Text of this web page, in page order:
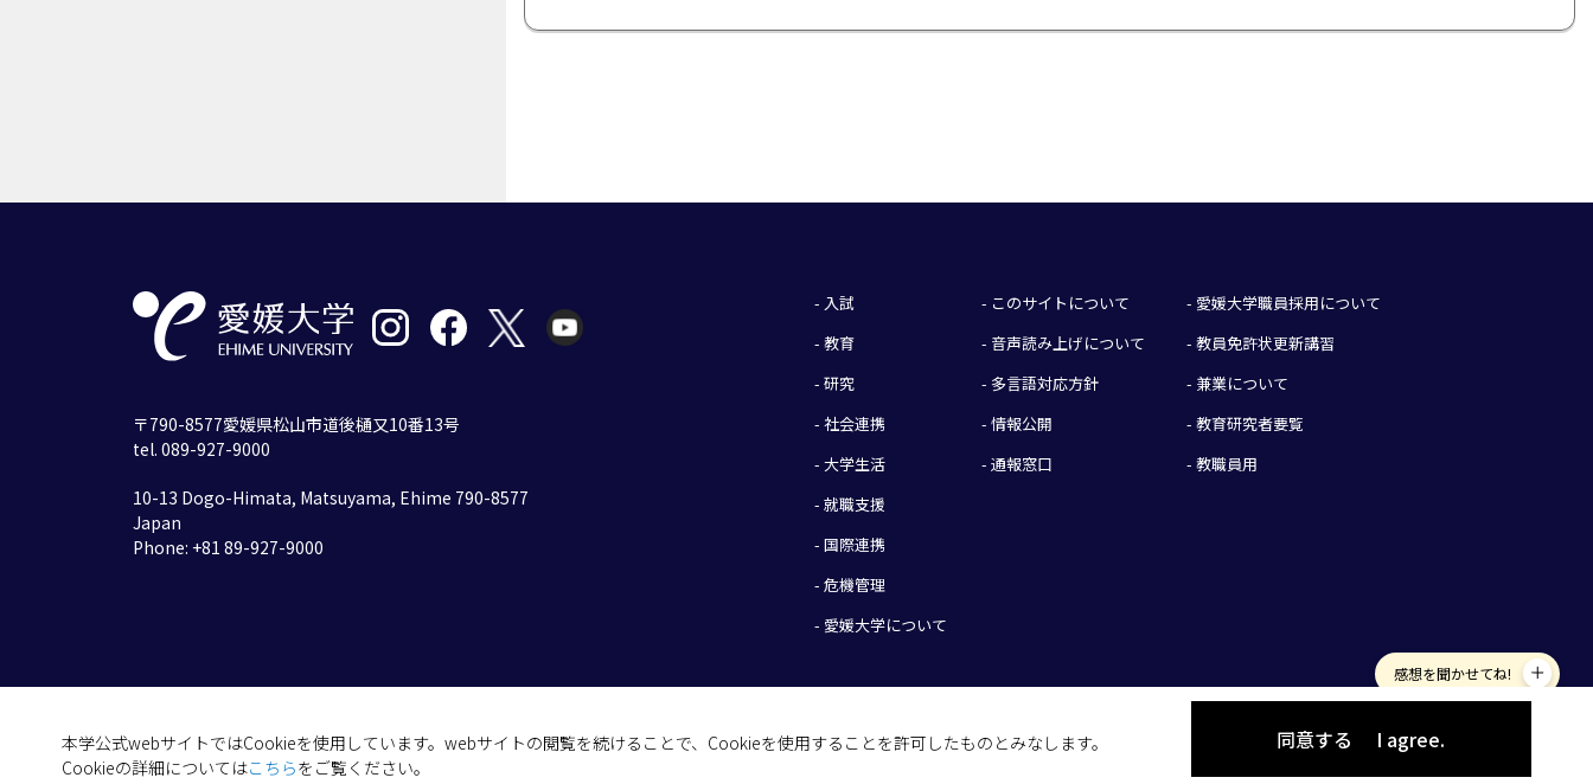
本学公式webサイトではCookieを使用しています。webサイトの閲覧を続けることで、Cookieを使用することを許可したものとみなします。
Cookieの詳細についてはこちらをご覧ください。
同意する I agree.
感想を聞かせてね!
- 入試
- 教育
- 研究
- 社会連携
- 大学生活
- 就職支援
- 国際連携
- 危機管理
- 愛媛大学について
- このサイトについて
- 音声読み上げについて
- 多言語対応方針
- 情報公開
- 通報窓口
- 愛媛大学職員採用について
- 教員免許状更新講習
- 兼業について
- 教育研究者要覧
- 教職員用
〒790-8577愛媛県松山市道後樋又10番13号
tel. 089-927-9000
10-13 Dogo-Himata, Matsuyama, Ehime 790-8577
Japan
Phone: +81 89-927-9000
(C) 2026 Ehime University.